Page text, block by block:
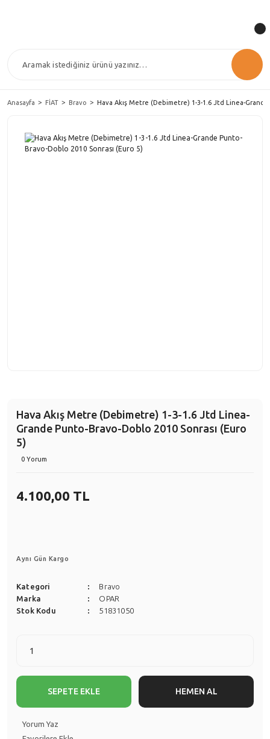
Anasayfa FİAT Bravo Hava Akış Metre (Debimetre) 1-3-1.6 Jtd Linea-
Hava Akış Metre (Debimetre) 1-3-1.6 Jtd Linea-
Grande Punto-Bravo-Doblo 2010 Sonrası (Euro
5)
0 Yorum
4.100,00 TL
Aynı Gün Kargo
Kategori
Bravo
Marka
OPAR
Stok Kodu
51831050
SEPETE EKLE HEMEN AL
Yorum Yaz